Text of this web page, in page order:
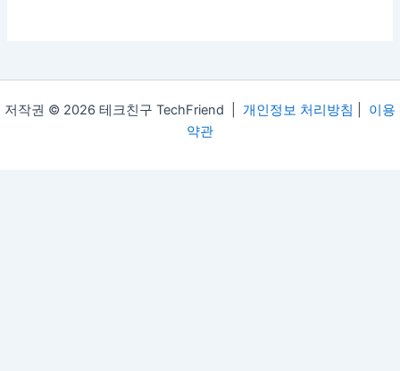
저작권 © 2026 테크친구 TechFriend | 개인정보 처리방침
이용
약관